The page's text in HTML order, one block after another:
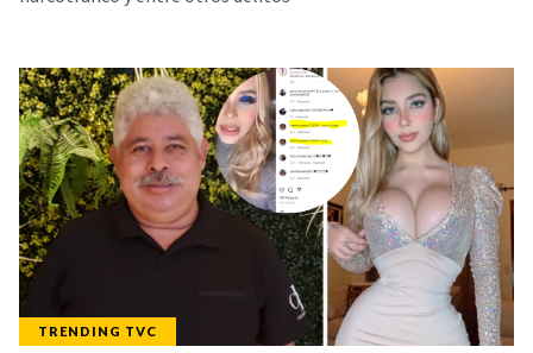
TRENDING TVC